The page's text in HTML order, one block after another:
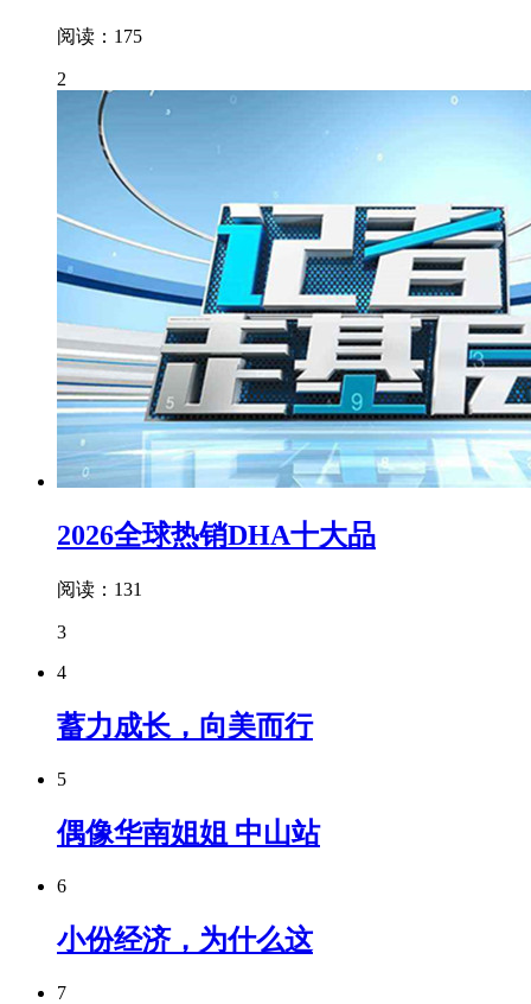
阅读：175
2
2026全球热销DHA十大品
阅读：131
3
4
蓄力成长，向美而行
5
偶像华南姐姐 中山站
6
小份经济，为什么这
7